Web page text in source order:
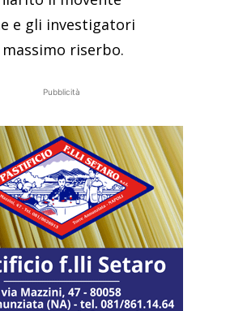
e gli investigatori
riserbo.
Pubblicità